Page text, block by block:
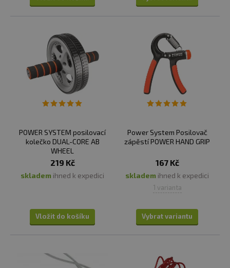
POWER SYSTEM posilovací
kolečko DUAL-CORE AB
WHEEL
219 Kč
skladem ihned k expedici
Vložit do košíku
Power System Posilovač
zápěstí POWER HAND GRIP
167 Kč
skladem ihned k expedici
1 varianta
Vybrat variantu